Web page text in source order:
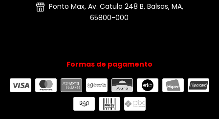
Ponto Max, Av. Catulo 248 B, Balsas, MA,
65800-000
Formas de pagamento